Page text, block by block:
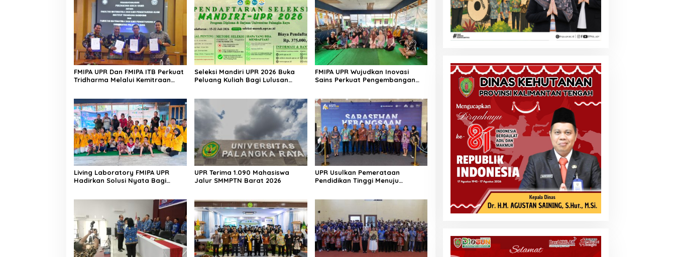
FMIPA UPR Dan FMIPA ITB Perkuat
Tridharma Melalui Kemitraan
Seleksi Mandiri UPR 2026 Buka
Peluang Kuliah Bagi Lulusan
FMIPA UPR Wujudkan Inovasi
Sains Perkuat Pengembangan
Living Laboratory FMIPA UPR
Hadirkan Solusi Nyata Bagi
UPR Terima 1.090 Mahasiswa
Jalur SMMPTN Barat 2026
UPR Usulkan Pemerataan
Pendidikan Tinggi Menuju